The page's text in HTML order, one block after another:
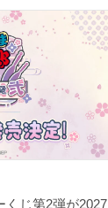
くじ第2弾が2027